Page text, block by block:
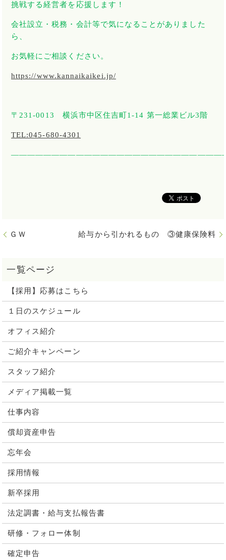
挑戦する経営者を応援します！
会社設立・税務・会計等で気になることがありました
ら、
お気軽にご相談ください。
https://www.kannaikaikei.jp/
〒231-0013 横浜市中区住吉町1-14 第一総業ビル3 階
TEL:045-680-4301
ＧＷ 給与から引かれるもの ③健康保険料
【採用】応募はこちら
１日のスケジュール
オフィス紹介
ご紹介キャンペーン
スタッフ紹介
メディア掲載一覧
仕事内容
償却資産申告
忘年会
採用情報
新卒採用
法定調書・給与支払報告書
研修・フォロー体制
確定申告